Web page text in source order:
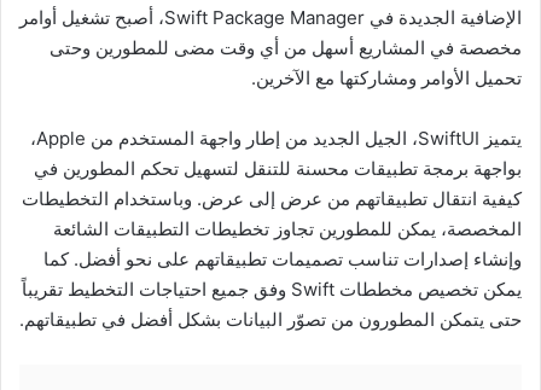
الإضافية الجديدة في Swift Package Manager، أصبح تشغيل أوامر
مخصصة في المشاريع أسهل من أي وقت مضى للمطورين وحتى
تحميل الأوامر ومشاركتها مع الآخرين.
يتميز SwiftUI، الجيل الجديد من إطار واجهة المستخدم من Apple،
بواجهة برمجة تطبيقات محسنة للتنقل لتسهيل تحكم المطورين في
كيفية انتقال تطبيقاتهم من عرض إلى عرض. وباستخدام التخطيطات
المخصصة، يمكن للمطورين تجاوز تخطيطات التطبيقات الشائعة
وإنشاء إصدارات تناسب تصميمات تطبيقاتهم على نحو أفضل. كما
يمكن تخصيص مخططات Swift وفق جميع احتياجات التخطيط تقريباً
حتى يتمكن المطورون من تصوّر البيانات بشكل أفضل في تطبيقاتهم.